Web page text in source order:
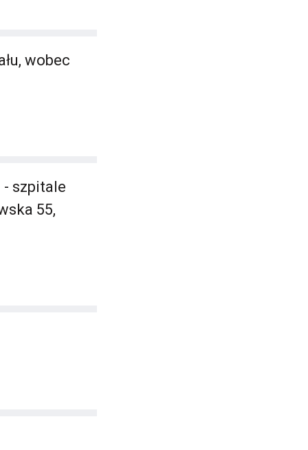
wobec
szpitale
55,